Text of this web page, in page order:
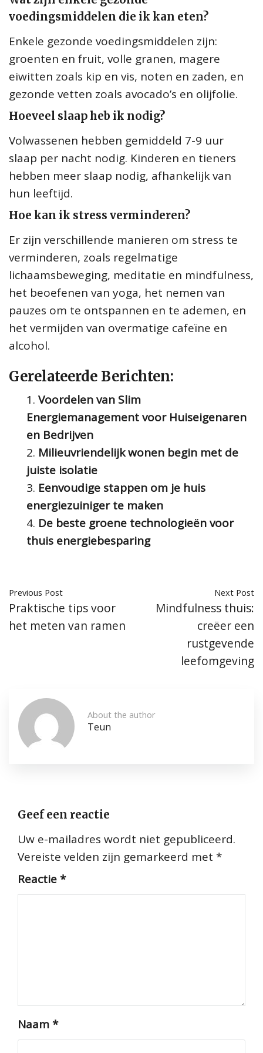
voedingsmiddelen die ik kan eten?
Enkele gezonde voedingsmiddelen zijn:
groenten en fruit, volle granen, magere
eiwitten zoals kip en vis, noten en zaden, en
gezonde vetten zoals avocado’s en olijfolie.
Hoeveel slaap heb ik nodig?
Volwassenen hebben gemiddeld 7-9 uur
slaap per nacht nodig. Kinderen en tieners
hebben meer slaap nodig, afhankelijk van
hun leeftijd.
Hoe kan ik stress verminderen?
Er zijn verschillende manieren om stress te
verminderen, zoals regelmatige
lichaamsbeweging, meditatie en mindfulness,
het beoefenen van yoga, het nemen van
pauzes om te ontspannen en te ademen, en
het vermijden van overmatige cafeïne en
alcohol.
Gerelateerde Berichten:
Voordelen van Slim
Energiemanagement voor Huiseigenaren
en Bedrijven
Milieuvriendelijk wonen begin met de
juiste isolatie
Eenvoudige stappen om je huis
energiezuiniger te maken
De beste groene technologieën voor
thuis energiebesparing
Previous Post
Praktische tips voor
het meten van ramen
Next Post
Mindfulness thuis:
creëer een
rustgevende
leefomgeving
About the author
Teun
Geef een reactie
Uw e-mailadres wordt niet gepubliceerd.
Vereiste velden zijn gemarkeerd met *
Reactie*
Naam*